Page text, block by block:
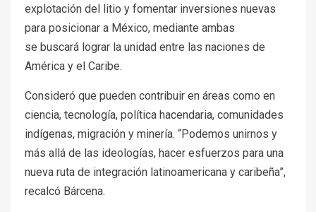
explotación del litio y fomentar inversiones nuevas
para posicionar a México, mediante ambas
se buscará lograr la unidad entre las naciones de
América y el Caribe.
Consideró que pueden contribuir en áreas como en
ciencia, tecnología, política hacendaria, comunidades
indígenas, migración y minería. “Podemos unirnos y
más allá de las ideologías, hacer esfuerzos para una
nueva ruta de integración latinoamericana y caribeña”,
recalcó Bárcena.